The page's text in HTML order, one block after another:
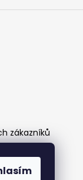
zákazníků